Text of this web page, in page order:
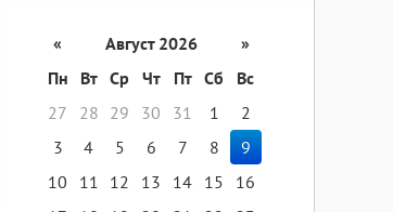
« Август 2026
»
Пн
Вт Ср Чт Пт Сб
Вс
27
28 29 30 31 1
2
3
4 5 6 7 8
9
10
11 12 13 14 15
16